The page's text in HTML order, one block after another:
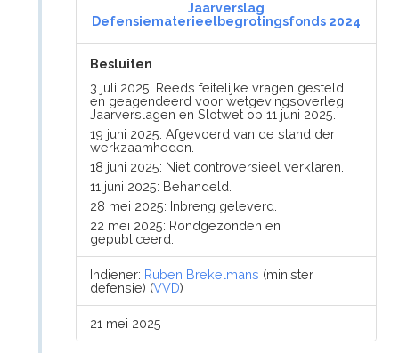
Jaarverslag
Defensiematerieelbegrotingsfonds 2024
Besluiten
3 juli 2025: Reeds feitelijke vragen gesteld
en geagendeerd voor wetgevingsoverleg
Jaarverslagen en Slotwet op 11 juni 2025.
19 juni 2025: Afgevoerd van de stand der
werkzaamheden.
18 juni 2025: Niet controversieel verklaren.
11 juni 2025: Behandeld.
28 mei 2025: Inbreng geleverd.
22 mei 2025: Rondgezonden en
gepubliceerd.
Indiener: Ruben Brekelmans (minister
defensie) (VVD)
21 mei 2025